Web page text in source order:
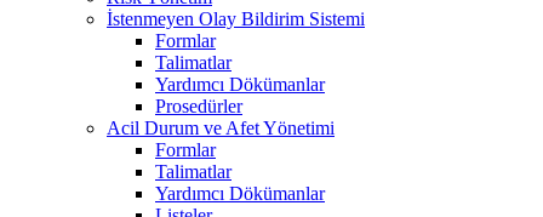
İstenmeyen Olay Bildirim Sistemi
Formlar
Talimatlar
Yardımcı Dökümanlar
Prosedürler
Acil Durum ve Afet Yönetimi
Formlar
Talimatlar
Yardımcı Dökümanlar